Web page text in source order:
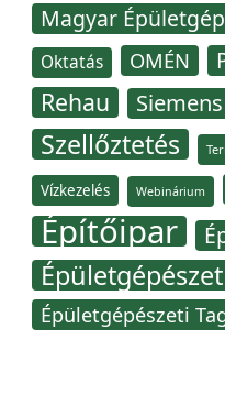
Magyar
Oktatás OMÉN
Rehau Siemens
Szellőztetés
Vízkezelés Webinárium
Építőipar
Épületgépészet
Épületgépészeti